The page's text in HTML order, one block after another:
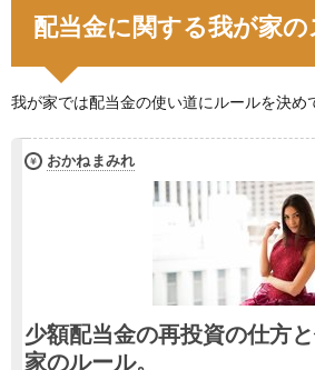
配当金に関する我が家
我が家では配当金の使い道にルールを決め